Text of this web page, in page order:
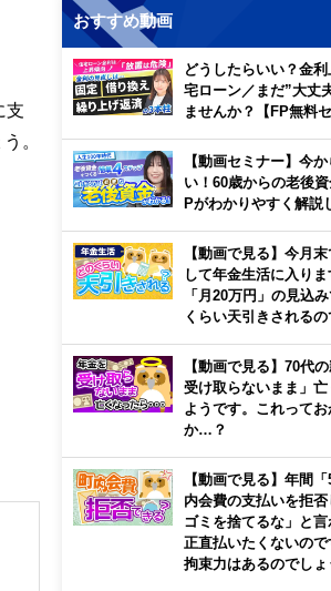
支
。
おすすめ動画
どうしたらいい？金
宅ローン／まだ”大丈
ませんか？【FP無料セ
【動画セミナー】今
い！60歳からの老後
Pがわかりやすく解説
【動画で見る】今月
して年金生活に入り
「月20万円」の見込
くらい天引きされるの
【動画で見る】70代
受け取らないまま」亡
ようです。これって
か…？
【動画で見る】年間
内会費の支払いを拒
ゴミを捨てるな」と言
正直払いたくないの
拘束力はあるのでしょ